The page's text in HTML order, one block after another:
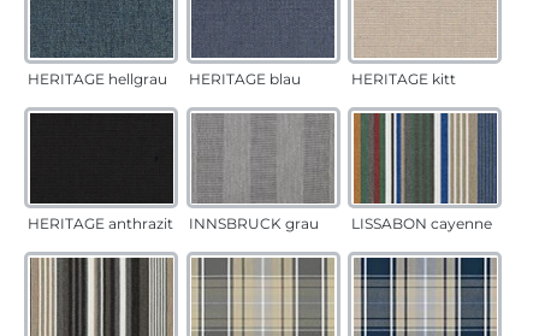
HERITAGE hellgrau HERITAGE blau HERITAGE kitt
HERITAGE anthrazit INNSBRUCK grau LISSABON cayenne